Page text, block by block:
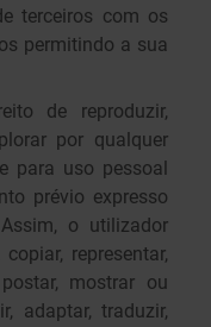
terceiros com os
permitindo a sua
de reproduzir,
por qualquer
para uso pessoal
prévio expresso
Assim, o utilizador
representar,
mostrar ou
adaptar, traduzir,